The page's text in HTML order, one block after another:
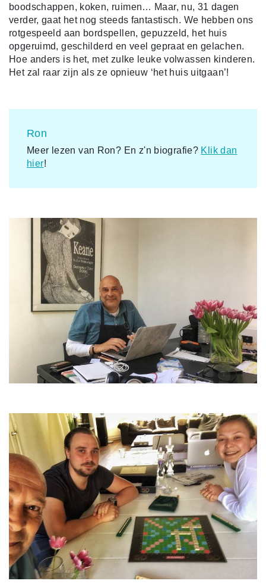
boodschappen, koken, ruimen… Maar, nu, 31 dagen
verder, gaat het nog steeds fantastisch. We hebben ons
rotgespeeld aan bordspellen, gepuzzeld, het huis
opgeruimd, geschilderd en veel gepraat en gelachen.
Hoe anders is het, met zulke leuke volwassen kinderen.
Het zal raar zijn als ze opnieuw ‘het huis uitgaan’!
Ron
Meer lezen van Ron? En z'n biografie? Klik dan
hier!